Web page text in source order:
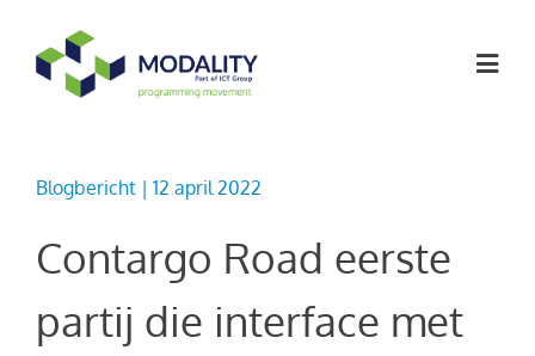
naar
inhoud
Werken bij
Artikelen
Blogbericht | 12 april 2022
Contargo Road eerste
partij die interface met